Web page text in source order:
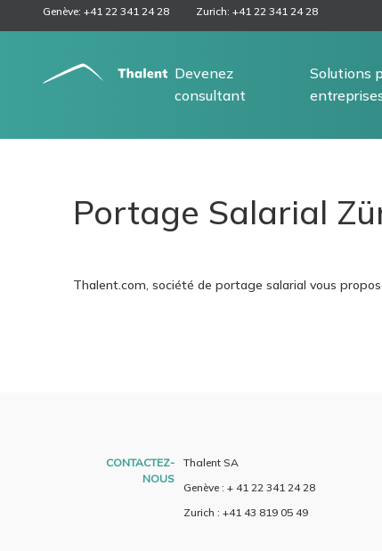
Genève: +41 22 341 24 28 Zurich: +41 22 341 24 28
Devenez
consultant
Solutions
Portage Salarial
Thalent.com, société de portage salarial vous
CONTACTEZ-
NOUS
Thalent SA
Genève : + 41 22 341 24 28
Zurich : +41 43 819 05 49